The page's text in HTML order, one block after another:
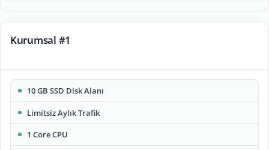
Kurumsal #1
10 GB SSD Disk Alanı
Limitsiz Aylık Trafik
1 Core CPU